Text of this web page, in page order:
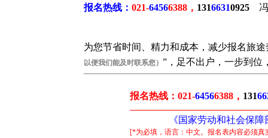
报名热线： 021-64566388， 13166310925
为您节省时间、精力和成本，减少报名旅途
以便我们能及时联系您） ”，足不出户，一步到位
报名热线： 021-64566388， 131
《国家劳动和社会保
[*为必填，语言：中文。报名表内容必须